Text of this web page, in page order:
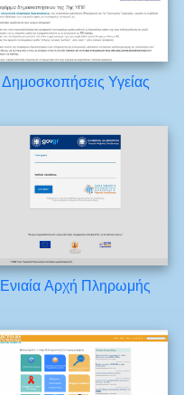
Δημοσκοπήσεις Υγείας
Ενιαία Αρχή Πληρωμής